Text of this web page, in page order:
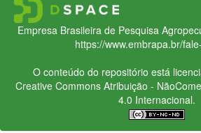
Empresa Brasileira de Pesquisa
https://www.embrapa.br/
O conteúdo do repositório está
Creative CommonsAtribuição -
4.0 Internacional.